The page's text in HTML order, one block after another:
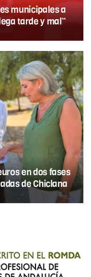
municipales a
tarde y mal”
en dos fases
de Chiclana